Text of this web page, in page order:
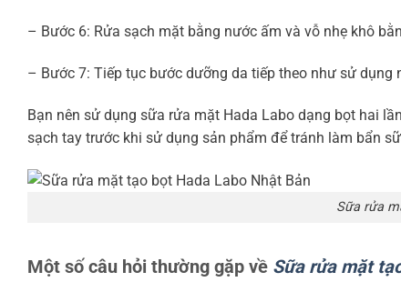
– Bước 6: Rửa sạch mặt bằng nước ấm và vỗ nhẹ khô
– Bước 7: Tiếp tục bước dưỡng da tiếp theo như sử
Bạn nên sử dụng sữa rửa mặt Hada Labo dạng bọt hai
sạch tay trước khi sử dụng sản phẩm để tránh làm bẩn
Sữa rửa
Một số câu hỏi thường gặp về Sữa rửa mặt